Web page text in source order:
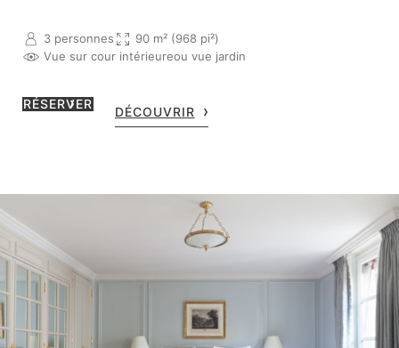
3 personnes
90 m² (968 pi²)
Vue sur cour intérieureou vue jardin
RÉSERVER
DÉCOUVRIR